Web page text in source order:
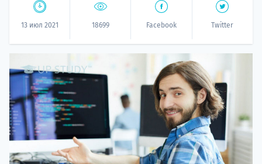
13 июл 2021 18699 Facebook Twitter